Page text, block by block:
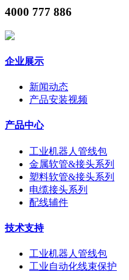
4000 777 886
企业展示
新闻动态
产品安装视频
产品中心
工业机器人管线包
金属软管&接头系列
塑料软管&接头系列
电缆接头系列
配线辅件
技术支持
工业机器人管线包
工业自动化线束保护